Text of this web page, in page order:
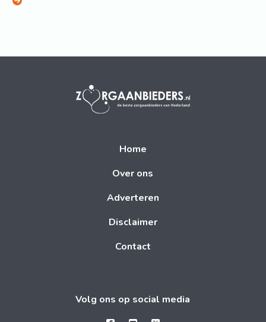
Home
Over ons
Adverteren
Disclaimer
Contact
Volg ons op social media